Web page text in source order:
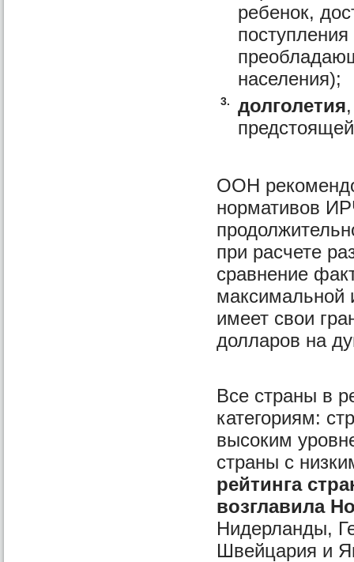
ребенок,
населения);
3. долголетия
ООН
нормативов
при расчете
сравнение
максимальной
имеет свои
долларов на
Все страны в
категориям:
высоким
страны с
рейтинга
возглавила
Нидерланды,
Швейцария и